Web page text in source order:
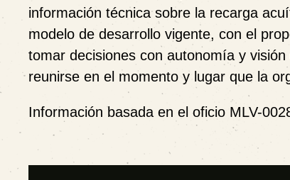
información técnica sobre la recarga
modelo de desarrollo vigente, con el
tomar decisiones con autonomía y
reunirse en el momento y lugar que la
Información basada en el oficio MLV-